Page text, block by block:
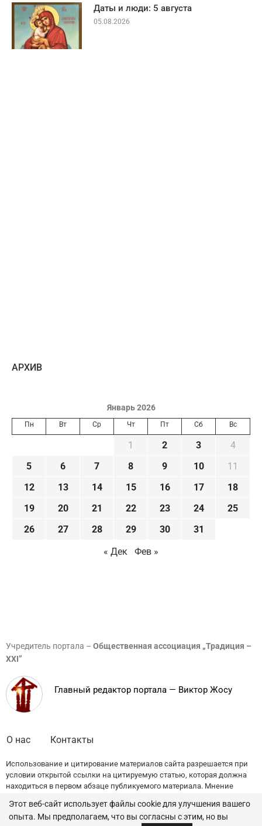
Даты и люди: 5 августа
05.08.2026
AРХИВ
Январь 2026
Пн Вт Ср Чт Пт Сб Вс
1 2 3
4
5
6 7 8 9 10
11
12
13 14 15 16 17
18
19
20 21 22 23 24
25
26
27 28 29 30
31
« Дек
Фев »
Учредитель портала – Общественная ассоциация „Традиция –
XXI”
Главный редактор портала — Виктор Жосу
О нас Контакты
Использование и цитирование материалов сайта разрешается при
условии открытой ссылки на цитируемую статью, которая должна
находиться в первом абзаце публикуемого материала. Мнение
Этот веб-сайт использует файлы cookie для улучшения вашего
опыта. Мы предполагаем, что вы согласны с этим, но вы